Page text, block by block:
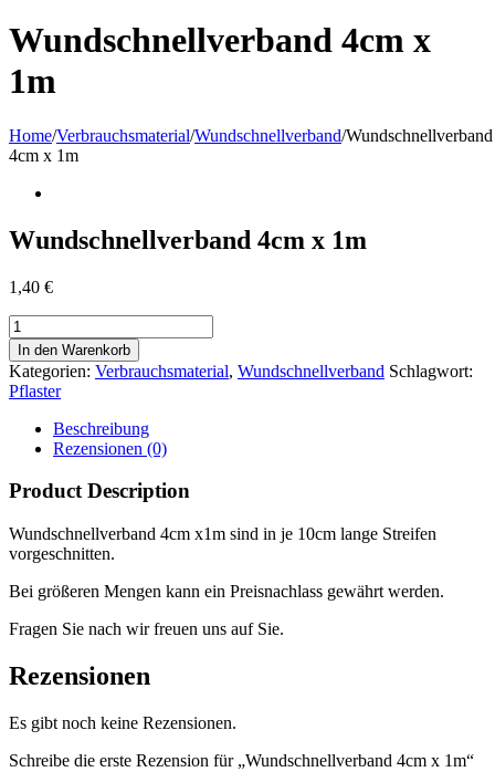
Wundschnellverband 4cm x
1m
Home/Verbrauchsmaterial/Wundschnellverband/Wundschnellverband
4cm x 1m
Wundschnellverband 4cm x 1m
1,40 €
Wundschnellverband
4cm
x
1m
Menge
In den Warenkorb
Kategorien: Verbrauchsmaterial, Wundschnellverband Schlagwort:
Pflaster
Beschreibung
Rezensionen (0)
Product Description
Wundschnellverband 4cm x1m sind in je 10cm lange Streifen
vorgeschnitten.
Bei größeren Mengen kann ein Preisnachlass gewährt werden.
Fragen Sie nach wir freuen uns auf Sie.
Rezensionen
Es gibt noch keine Rezensionen.
Schreibe die erste Rezension für „Wundschnellverband 4cm x 1m“